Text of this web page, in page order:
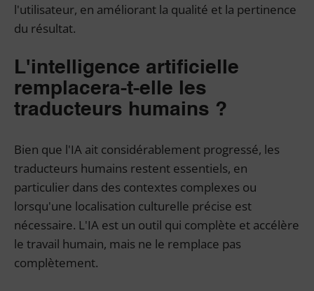
l'utilisateur, en améliorant la qualité et la pertinence
du résultat.
L'intelligence artificielle
remplacera-t-elle les
traducteurs humains ?
Bien que l'IA ait considérablement progressé, les
traducteurs humains restent essentiels, en
particulier dans des contextes complexes ou
lorsqu'une localisation culturelle précise est
nécessaire. L'IA est un outil qui complète et accélère
le travail humain, mais ne le remplace pas
complètement.